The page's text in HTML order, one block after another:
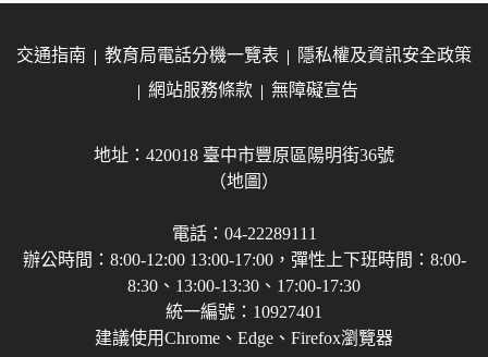
交通指南 教育局電話分機一覽表
隱私權及資訊安全政策
網站服務條款
無障礙宣告
地址：420018 臺中市豐原區陽明街36號
（地圖）
電話：04-22289111
辦公時間：8:00-12:00 13:00-17:00，彈性上下班時間：8:00-
8:30、13:00-13:30、17:00-17:30
統一編號：10927401
建議使用Chrome、Edge、Firefox瀏覽器